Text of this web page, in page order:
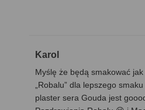
Karol
Myślę że będą smakować
„Robalu” dla lepszego
plaster sera Gouda jest